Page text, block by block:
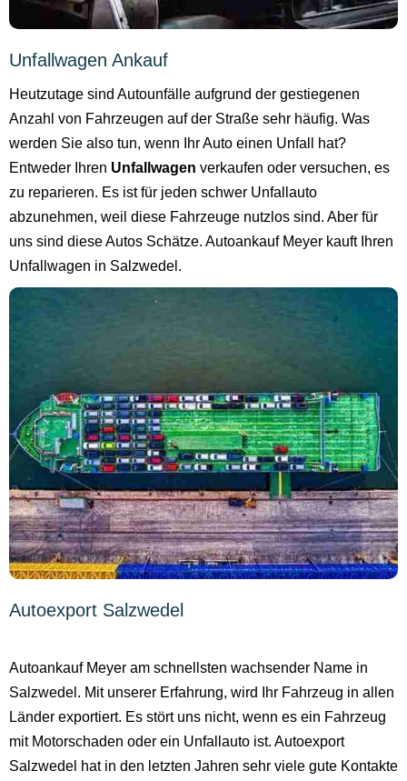
Unfallwagen Ankauf
Heutzutage sind Autounfälle aufgrund der gestiegenen
Anzahl von Fahrzeugen auf der Straße sehr häufig. Was
werden Sie also tun, wenn Ihr Auto einen Unfall hat?
Entweder Ihren Unfallwagen verkaufen oder versuchen, es
zu reparieren. Es ist für jeden schwer Unfallauto
abzunehmen, weil diese Fahrzeuge nutzlos sind. Aber für
uns sind diese Autos Schätze. Autoankauf Meyer kauft Ihren
Unfallwagen in Salzwedel.
Autoexport Salzwedel
Autoankauf Meyer am schnellsten wachsender Name in
Salzwedel. Mit unserer Erfahrung, wird Ihr Fahrzeug in allen
Länder exportiert. Es stört uns nicht, wenn es ein Fahrzeug
mit Motorschaden oder ein Unfallauto ist. Autoexport
Salzwedel hat in den letzten Jahren sehr viele gute Kontakte